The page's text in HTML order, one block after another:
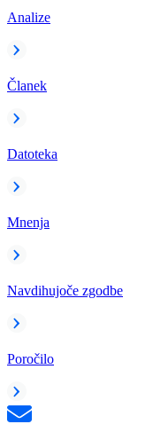
Analize
Članek
Datoteka
Mnenja
Navdihujoče zgodbe
Poročilo